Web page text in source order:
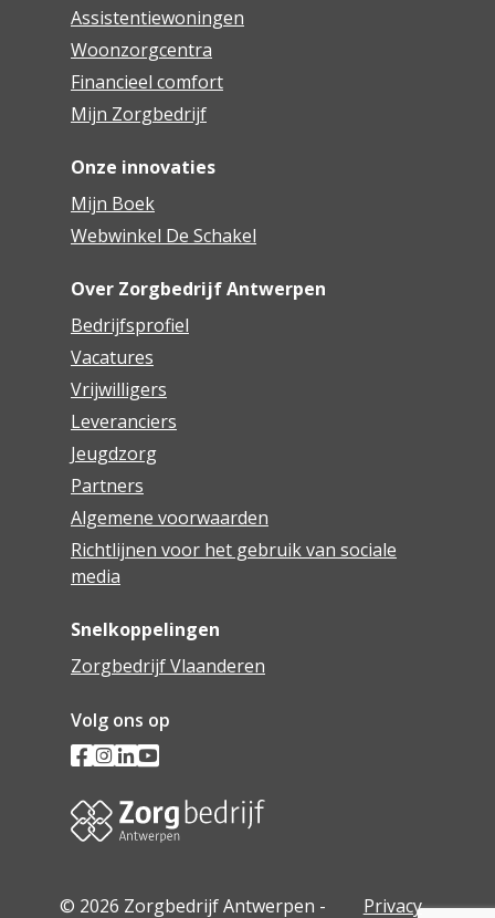
Assistentiewoningen
Woonzorgcentra
Financieel comfort
Mijn Zorgbedrijf
Onze innovaties
Mijn Boek
Webwinkel De Schakel
Over Zorgbedrijf Antwerpen
Bedrijfsprofiel
Vacatures
Vrijwilligers
Leveranciers
Jeugdzorg
Partners
Algemene voorwaarden
Richtlijnen voor het gebruik van sociale
media
Snelkoppelingen
Zorgbedrijf Vlaanderen
Volg ons op
© 2026 Zorgbedrijf Antwerpen - Privacy